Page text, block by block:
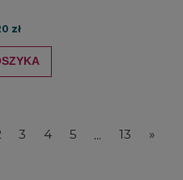
zł
3 4 5 ... 13 »